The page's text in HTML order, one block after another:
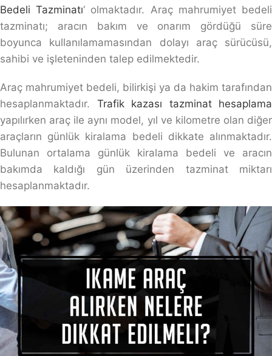
Bedeli Tazminatı‘ olmaktadır. Araç mahrumiyet bedeli
tazminatı; aracın bakım ve onarım gördüğü süre
boyunca kullanılamamasından dolayı araç sürücüsü,
sahibi ve işleteninden talep edilmektedir.
Araç mahrumiyet bedeli, bilirkişi ya da hakim tarafından
hesaplanmaktadır. Trafik kazası tazminat hesaplama
yapılırken araç ile aynı model, yıl ve kilometre olan diğer
araçların günlük kiralama bedeli dikkate alınmaktadır.
Bulunan ortalama günlük kiralama bedeli ve aracın
bakımda kaldığı gün üzerinden tazminat miktarı
hesaplanmaktadır.